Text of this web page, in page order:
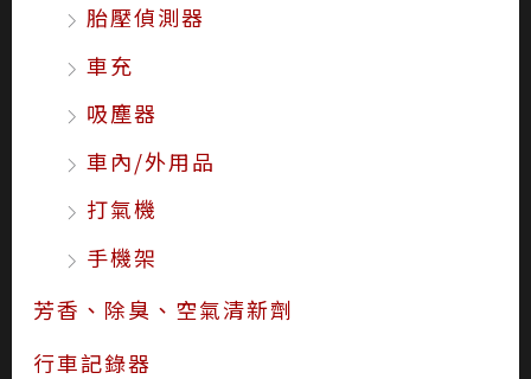
胎壓偵測器
車充
吸塵器
車內/外用品
打氣機
手機架
芳香、除臭、空氣清新劑
行車記錄器